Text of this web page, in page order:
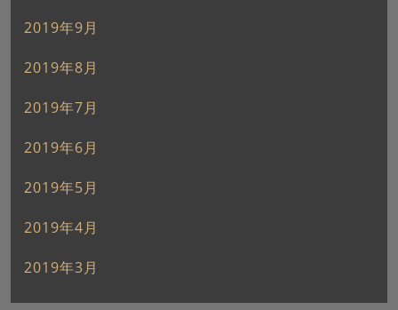
2019年9月
2019年8月
2019年7月
2019年6月
2019年5月
2019年4月
2019年3月